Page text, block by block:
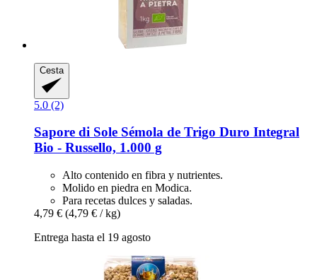
Cesta
5.0 (2)
Sapore di Sole Sémola de Trigo Duro Integral
Bio -​ Russello, 1.000 g
Alto contenido en fibra y nutrientes.
Molido en piedra en Modica.
Para recetas dulces y saladas.
4,79 € (4,79 € / kg)
Entrega hasta el 19 agosto